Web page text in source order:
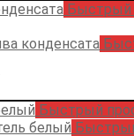
Быстрый
Быстрый